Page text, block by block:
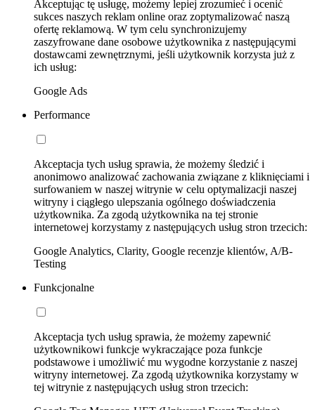
Akceptując tę usługę, możemy lepiej zrozumieć i ocenić
sukces naszych reklam online oraz zoptymalizować naszą
ofertę reklamową. W tym celu synchronizujemy
zaszyfrowane dane osobowe użytkownika z następującymi
dostawcami zewnętrznymi, jeśli użytkownik korzysta już z
ich usług:
Google Ads
Performance
Akceptacja tych usług sprawia, że możemy śledzić i
anonimowo analizować zachowania związane z kliknięciami i
surfowaniem w naszej witrynie w celu optymalizacji naszej
witryny i ciągłego ulepszania ogólnego doświadczenia
użytkownika. Za zgodą użytkownika na tej stronie
internetowej korzystamy z następujących usług stron trzecich:
Google Analytics, Clarity, Google recenzje klientów, A/B-
Testing
Funkcjonalne
Akceptacja tych usług sprawia, że możemy zapewnić
użytkownikowi funkcje wykraczające poza funkcje
podstawowe i umożliwić mu wygodne korzystanie z naszej
witryny internetowej. Za zgodą użytkownika korzystamy w
tej witrynie z następujących usług stron trzecich: